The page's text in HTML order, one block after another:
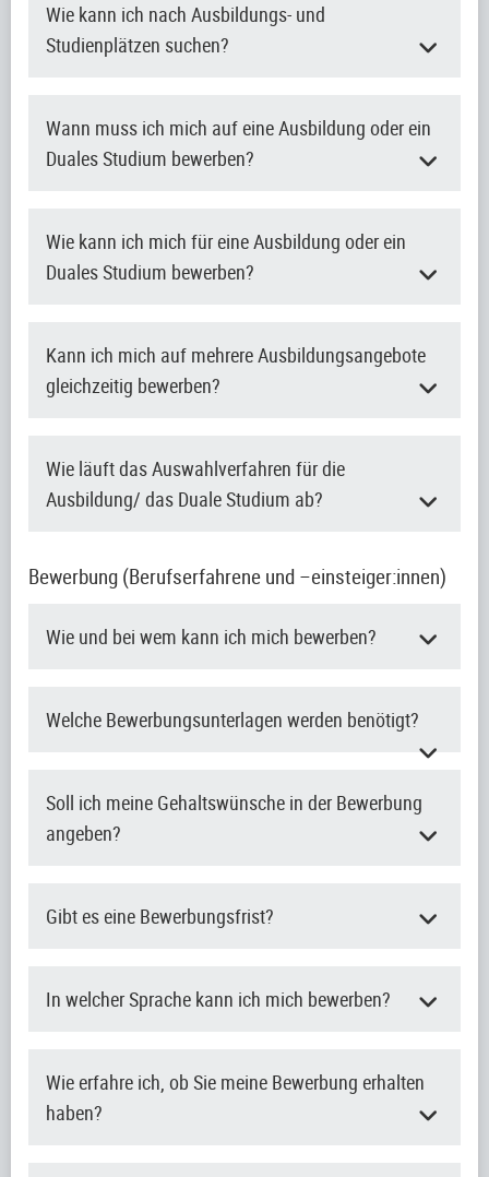
Wie kann ich nach Ausbildungs- und
Studienplätzen suchen?
Wann muss ich mich auf eine Ausbildung oder ein
Duales Studium bewerben?
Wie kann ich mich für eine Ausbildung oder ein
Duales Studium bewerben?
Kann ich mich auf mehrere Ausbildungsangebote
gleichzeitig bewerben?
Wie läuft das Auswahlverfahren für die
Ausbildung/ das Duale Studium ab?
Bewerbung (Berufserfahrene und –einsteiger:innen)
Wie und bei wem kann ich mich bewerben?
Welche Bewerbungsunterlagen werden benötigt?
Soll ich meine Gehaltswünsche in der Bewerbung
angeben?
Gibt es eine Bewerbungsfrist?
In welcher Sprache kann ich mich bewerben?
Wie erfahre ich, ob Sie meine Bewerbung erhalten
haben?